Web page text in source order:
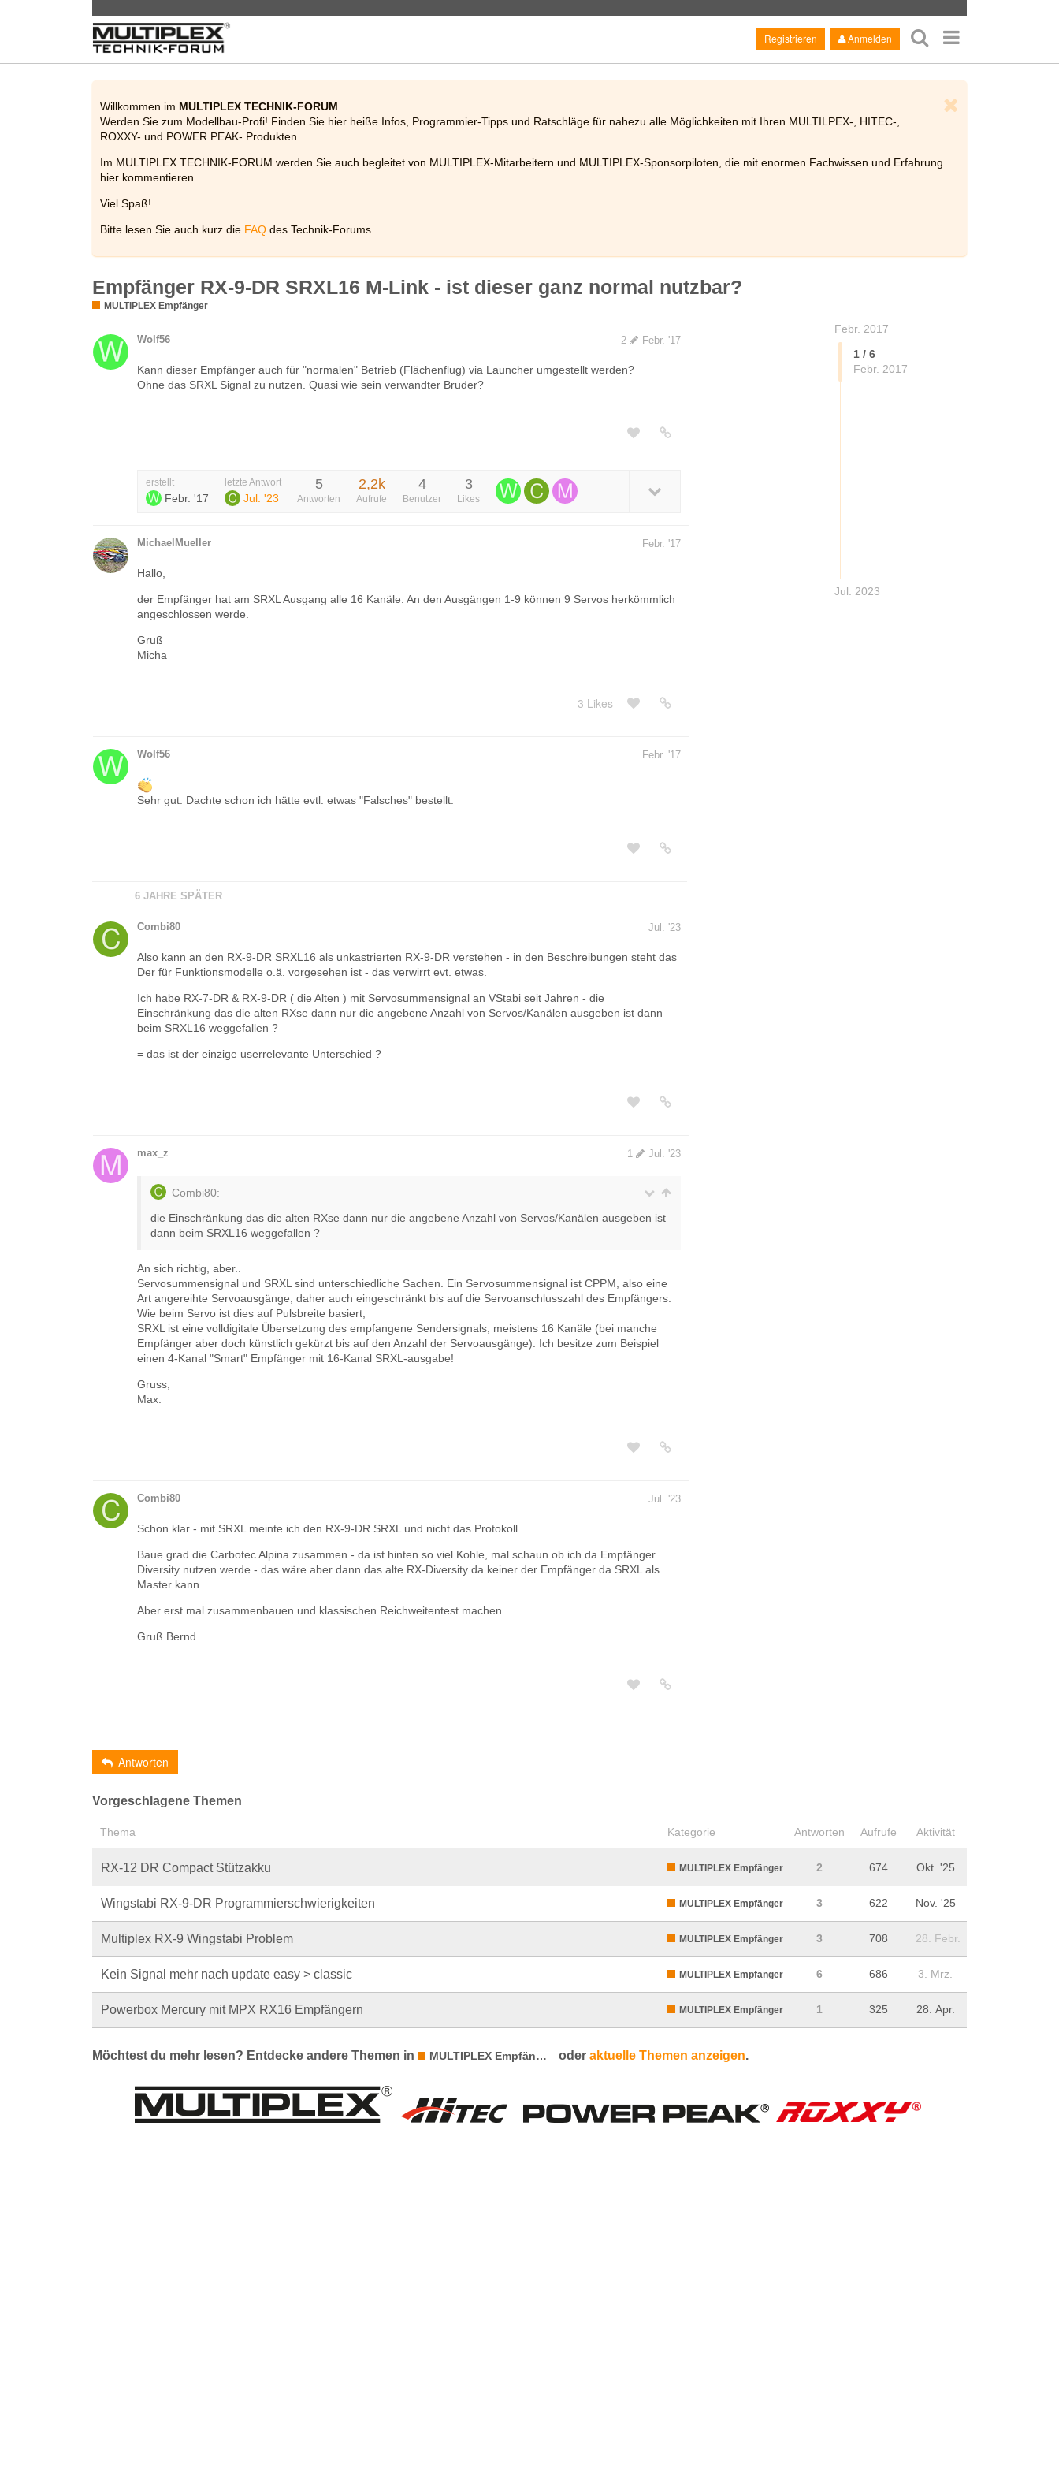
Registrieren Anmelden
Willkommen im MULTIPLEX TECHNIK-FORUM
Werden Sie zum Modellbau-Profi! Finden Sie hier heiße Infos, Programmier-Tipps und Ratschläge für nahezu alle Möglichkeiten mit Ihren MULTILPEX-, HITEC-,
ROXXY- und POWER PEAK- Produkten.
Im MULTIPLEX TECHNIK-FORUM werden Sie auch begleitet von MULTIPLEX-Mitarbeitern und MULTIPLEX-Sponsorpiloten, die mit enormen Fachwissen und Erfahrung
hier kommentieren.
Viel Spaß!
Bitte lesen Sie auch kurz die FAQ des Technik-Forums.
Empfänger RX-9-DR SRXL16 M-Link - ist dieser ganz normal nutzbar?
MULTIPLEX Empfänger
Febr. 2017
1 / 6
Febr. 2017
Jul. 2023
Wolf56 Febr. '17
2
Kann dieser Empfänger auch für "normalen" Betrieb (Flächenflug) via Launcher umgestellt werden?
Ohne das SRXL Signal zu nutzen. Quasi wie sein verwandter Bruder?
erstellt
Febr. '17
letzte Antwort
Jul. '23
5
Antworten
2,2k
Aufrufe
4
Benutzer
3
Likes
MichaelMueller Febr. '17
Hallo,
der Empfänger hat am SRXL Ausgang alle 16 Kanäle. An den Ausgängen 1-9 können 9 Servos herkömmlich
angeschlossen werde.
Gruß
Micha
3 Likes
Wolf56 Febr. '17
Sehr gut. Dachte schon ich hätte evtl. etwas "Falsches" bestellt.
6 JAHRE SPÄTER
Combi80 Jul. '23
Also kann an den RX-9-DR SRXL16 als unkastrierten RX-9-DR verstehen - in den Beschreibungen steht das
Der für Funktionsmodelle o.ä. vorgesehen ist - das verwirrt evt. etwas.
Ich habe RX-7-DR & RX-9-DR ( die Alten ) mit Servosummensignal an VStabi seit Jahren - die
Einschränkung das die alten RXse dann nur die angebene Anzahl von Servos/Kanälen ausgeben ist dann
beim SRXL16 weggefallen ?
= das ist der einzige userrelevante Unterschied ?
max_z Jul. '23
1
Combi80:
die Einschränkung das die alten RXse dann nur die angebene Anzahl von Servos/Kanälen ausgeben ist
dann beim SRXL16 weggefallen ?
An sich richtig, aber..
Servosummensignal und SRXL sind unterschiedliche Sachen. Ein Servosummensignal ist CPPM, also eine
Art angereihte Servoausgänge, daher auch eingeschränkt bis auf die Servoanschlusszahl des Empfängers.
Wie beim Servo ist dies auf Pulsbreite basiert,
SRXL ist eine volldigitale Übersetzung des empfangene Sendersignals, meistens 16 Kanäle (bei manche
Empfänger aber doch künstlich gekürzt bis auf den Anzahl der Servoausgänge). Ich besitze zum Beispiel
einen 4-Kanal "Smart" Empfänger mit 16-Kanal SRXL-ausgabe!
Gruss,
Max.
Combi80 Jul. '23
Schon klar - mit SRXL meinte ich den RX-9-DR SRXL und nicht das Protokoll.
Baue grad die Carbotec Alpina zusammen - da ist hinten so viel Kohle, mal schaun ob ich da Empfänger
Diversity nutzen werde - das wäre aber dann das alte RX-Diversity da keiner der Empfänger da SRXL als
Master kann.
Aber erst mal zusammenbauen und klassischen Reichweitentest machen.
Gruß Bernd
Antworten
Vorgeschlagene Themen
Thema Kategorie Antworten Aufrufe Aktivität
RX-12 DR Compact Stützakku MULTIPLEX Empfänger 2 674 Okt. '25
Wingstabi RX-9-DR Programmierschwierigkeiten MULTIPLEX Empfänger 3 622 Nov. '25
Multiplex RX-9 Wingstabi Problem MULTIPLEX Empfänger 3 708 28. Febr.
Kein Signal mehr nach update easy > classic MULTIPLEX Empfänger 6 686 3. Mrz.
Powerbox Mercury mit MPX RX16 Empfängern MULTIPLEX Empfänger 1 325 28. Apr.
Möchtest du mehr lesen? Entdecke andere Themen in MULTIPLEX Empfänger oder aktuelle Themen anzeigen.